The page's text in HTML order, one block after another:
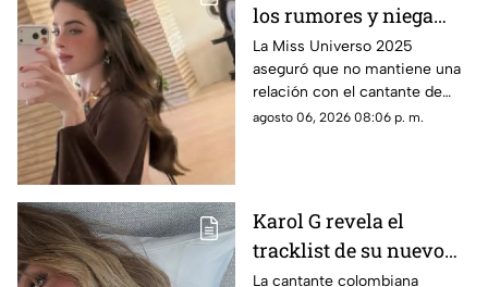
los rumores y niega
tener un romance con
Natanael Cano
La Miss Universo 2025
aseguró que no mantiene una
relación con el cantante de
corridos tumbados.
agosto 06, 2026 08:06 p. m.
Karol G revela el
tracklist de su nuevo
álbum antes de su
La cantante colombiana